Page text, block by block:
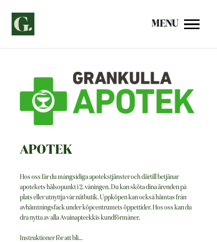
sisältöön
MENU
APOTEK
Hos oss får du mångsidiga apotekstjänster och därtill betjänar
apotekets hälsopunkt i 2. våningen. Du kan sköta dina ärenden på
plats eller utnyttja vår nätbutik. Uppköpen kan också hämtas från
avhämtningsfack under köpcentrumets öppettider. Hos oss kan du
dra nytta av alla Avainapteekkis kundförmåner.
Instruktioner för att bli...